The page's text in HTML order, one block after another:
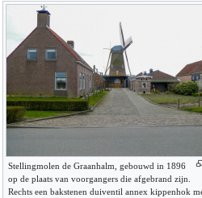
Stellingmolen de Graanhalm, gebouwd in 1896
op de plaats van voorgangers die afgebrand zijn.
Rechts een bakstenen duiventil annex kippenhok